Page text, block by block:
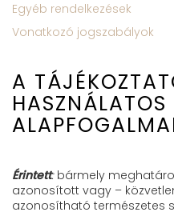
Egyéb rendelkezések
Vonatkozó jogszabályok
A
HASZNÁLATOS
Érintett:bármely
azonosított vagy –
azonosítható természetes